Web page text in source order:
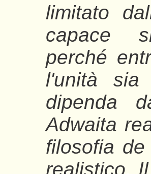
limitato
capace
perché
l'unità sia
dipenda
Adwaita
filosofia
realistico.